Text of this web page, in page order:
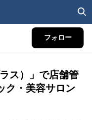
フォロー
ス）」で店舗管
ク・美容サロン